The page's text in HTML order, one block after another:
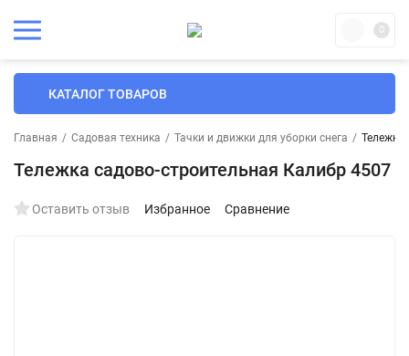
0
КАТАЛОГ ТОВАРОВ
Главная / Садовая техника / Тачки и движки для уборки снега / Тележка
Тележка садово-строительная Калибр 4507
Оставить отзыв Избранное Сравнение